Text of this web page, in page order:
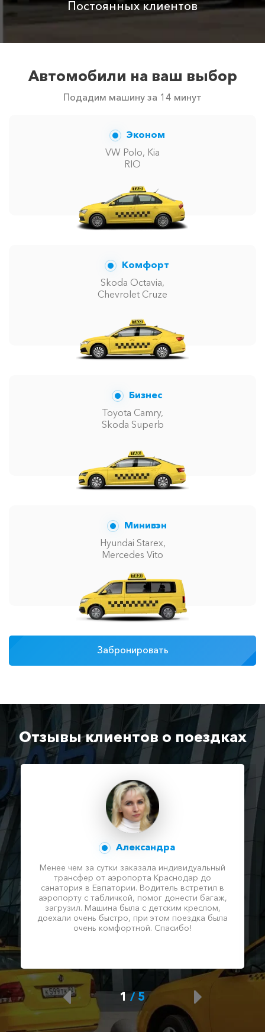
автомобилей в г Ливадия. Точную цену вам
сообщит менеджер при заказе.
Постоянных клиентов
Автомобили на ваш выбор
Подадим машину за 14 минут
Эконом
VW Polo, Kia
RIO
Комфорт
Skoda Octavia,
Chevrolet Cruze
Бизнес
Toyota Camry,
Skoda Superb
Минивэн
Hyundai Starex,
Mercedes Vito
Забронировать
Отзывы клиентов о поездках
Александра
Менее чем за сутки заказала индивидуальный
трансфер от аэропорта Краснодар до
санатория в Евпатории. Водитель встретил в
аэропорту с табличкой, помог донести багаж,
загрузил. Машина была с детским креслом,
доехали очень быстро, при этом поездка была
очень комфортной. Спасибо!
1/ 5